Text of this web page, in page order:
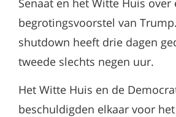
Senaat en het Witte Huis over
begrotingsvoorstel van
shutdown heeft drie dagen
tweede slechts negen uur.
Het Witte Huis en de
beschuldigden elkaar voor